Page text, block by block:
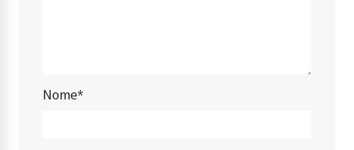
Nome*